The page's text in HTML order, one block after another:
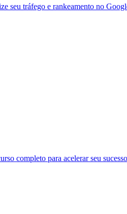
seu tráfego e rankeamento no
completo para acelerar seu